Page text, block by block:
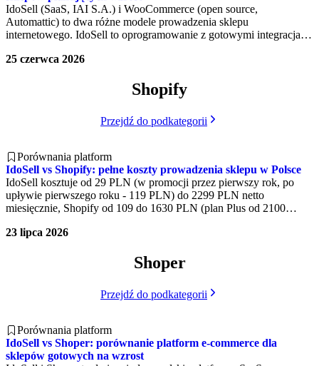
IdoSell (SaaS, IAI S.A.) i WooCommerce (open source,
Automattic) to dwa różne modele prowadzenia sklepu
internetowego. IdoSell to oprogramowanie z gotowymi integracjami
umożliwiająca uruchomienie sklepu internetowego, natomiast
koszty, funkcjonalności, skalowalność i integracje dla sklepów na
różnym etapie wzrostu w ramach obu platform.
25 czerwca 2026
Shopify
Przejdź do podkategorii
Porównania platform
IdoSell vs Shopify: pełne koszty prowadzenia sklepu w Polsce
IdoSell kosztuje od 29 PLN (w promocji przez pierwszy rok, po
upływie pierwszego roku - 119 PLN) do 2299 PLN netto
miesięcznie, Shopify od 109 do 1630 PLN (plan Plus od 2100
integrację z InPost, prowizje od zewnętrznych bramek płatności i
od wolumenu zamówień, potrzeby Allegro i tego, czy sprzedajesz
wyłącznie w Polsce, czy celujesz za granicę. Ten artykuł porównuje
23 lipca 2026
Shoper
Przejdź do podkategorii
Porównania platform
IdoSell vs Shoper: porównanie platform e-commerce dla
sklepów gotowych na wzrost